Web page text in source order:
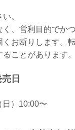
。
、営利目的でか
くお断りします。
ことがあります。
日
）10:00〜